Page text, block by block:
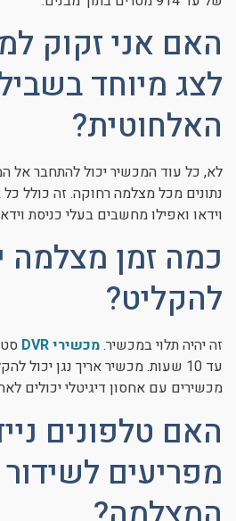
האם אני זקוק
לצג מיוחד
האלחוטית?
לא, כל עוד המכשיר יכול להתחבר אל
וידאו ואפילו מחשבים בעלי כניסת
כמה זמן מצלמה
להקליט?
זה יהיה תלוי במכשיר.מכשירי DVR
מכשירים עם אחסון דיגיטלי יכולים
האם טלפונים
מפריעים